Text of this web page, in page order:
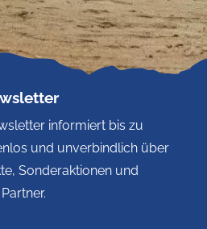
informiert bis zu
und unverbindlich über
Sonderaktionen und